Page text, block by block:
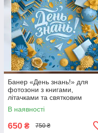
Банер «День знань!» для
фотозони з книгами,
літачками та святковим
декором 120x120см, №41113
В наявності
650 ₴ 750 ₴